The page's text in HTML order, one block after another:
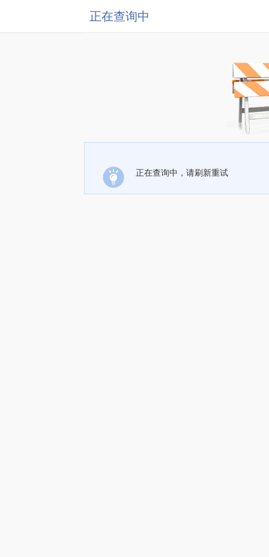
正在查询中
正在查询中，请刷新重试